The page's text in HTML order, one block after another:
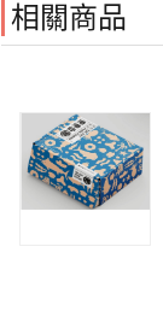
相關商品